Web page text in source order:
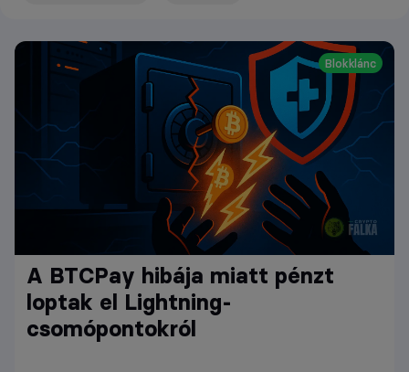
Blokklánc
A BTCPay hibája miatt pénzt
loptak el Lightning-
csomópontokról